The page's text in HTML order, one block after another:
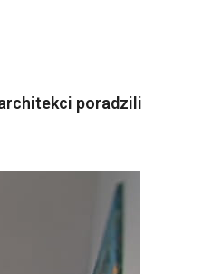
poradzili